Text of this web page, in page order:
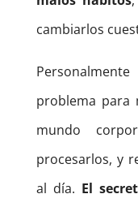
cambiarlos
problema para
mundo
procesarlos, y
al día. El